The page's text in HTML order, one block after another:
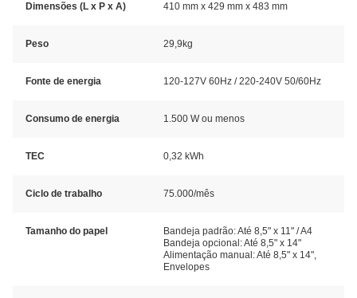
Dimensões (L x P x A) 410 mm x 429 mm x 483 mm
Peso 29,9kg
Fonte de energia 120-127V 60Hz / 220-240V 50/60Hz
Consumo de energia 1.500 W ou menos
TEC 0,32 kWh
Ciclo de trabalho 75.000/mês
Tamanho do papel
Bandeja padrão: Até 8,5" x 11" / A4
Bandeja opcional: Até 8,5" x 14"
Alimentação manual: Até 8,5" x 14",
Envelopes